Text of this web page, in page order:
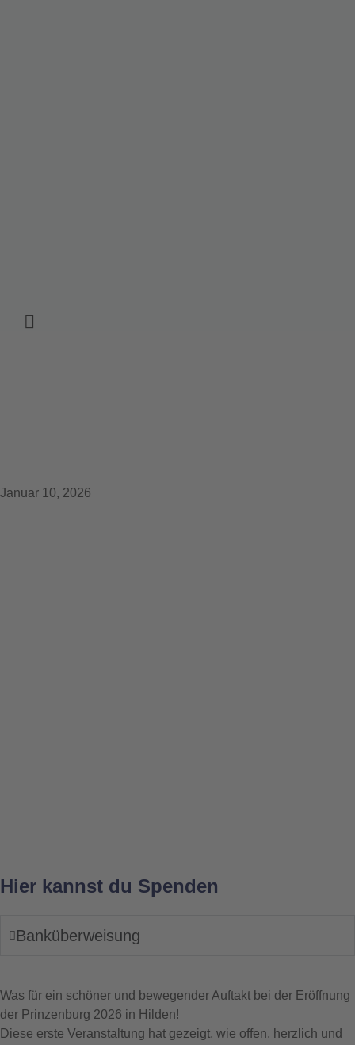
Januar 10, 2026
Hier kannst du Spenden
Banküberweisung
Was für ein schöner und bewegender Auftakt bei der Eröffnung
der Prinzenburg 2026 in Hilden!
Diese erste Veranstaltung hat gezeigt, wie offen, herzlich und